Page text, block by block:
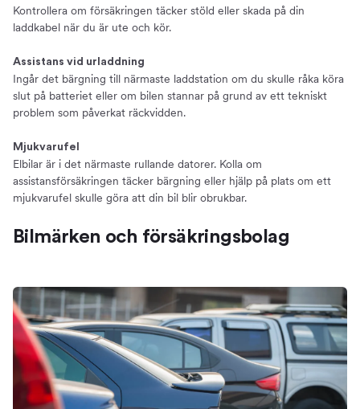
Kontrollera om försäkringen täcker stöld eller skada på din
laddkabel när du är ute och kör.
Assistans vid urladdning
Ingår det bärgning till närmaste laddstation om du skulle råka köra
slut på batteriet eller om bilen stannar på grund av ett tekniskt
problem som påverkat räckvidden.
Mjukvarufel
Elbilar är i det närmaste rullande datorer. Kolla om
assistansförsäkringen täcker bärgning eller hjälp på plats om ett
mjukvarufel skulle göra att din bil blir obrukbar.
Bilmärken och försäkringsbolag